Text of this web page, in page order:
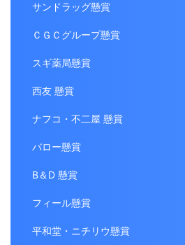
サンドラッグ懸賞
ＣＧＣグループ懸賞
スギ薬局懸賞
西友 懸賞
ナフコ・不二屋 懸賞
バロー懸賞
B＆D 懸賞
フィール懸賞
平和堂・ニチリウ懸賞